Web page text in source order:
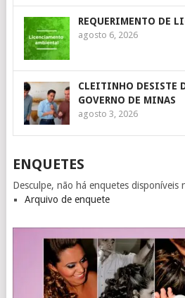
REQUERIMENTO DE
agosto 6, 2026
CLEITINHO DESISTE
GOVERNO DE MINAS
agosto 3, 2026
ENQUETES
Desculpe, não há enquetes disponíveis
Arquivo de enquete